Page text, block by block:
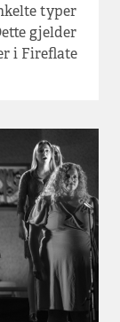
typer
gjelder
i Fireflate